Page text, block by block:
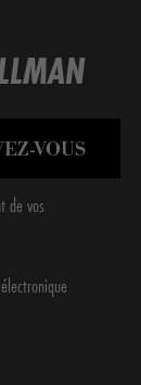
VOUS
de vos